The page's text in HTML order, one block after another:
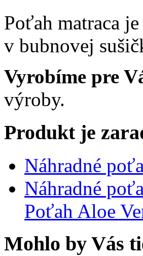
Poťah matraca
v bubnovej
Vyrobíme pre
výroby.
Produkt je
Náhradné
Náhradné
Poťah Aloe
Mohlo by Vás